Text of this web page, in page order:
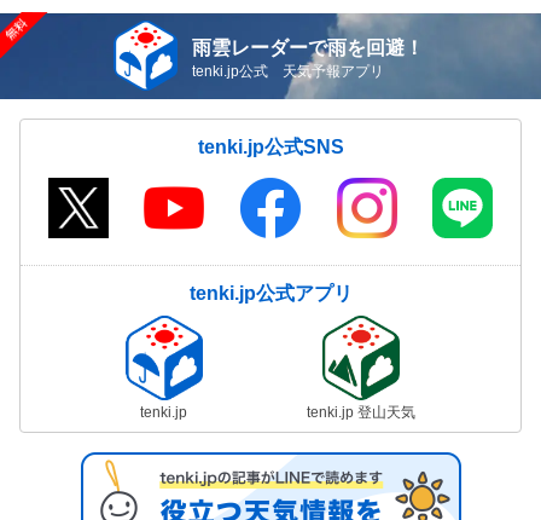
雨雲レーダーで雨を回避！
tenki.jp公式 天気予報アプリ
tenki.jp公式SNS
tenki.jp公式アプリ
tenki.jp tenki.jp 登山天気